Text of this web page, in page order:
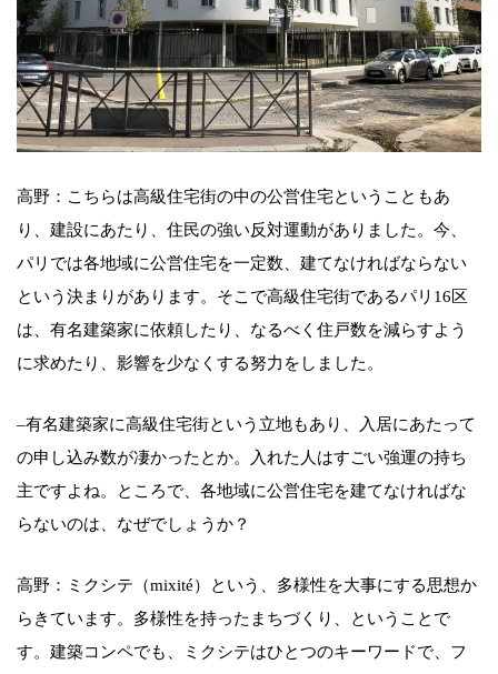
高野：こちらは高級住宅街の中の公営住宅ということもあ
り、建設にあたり、住民の強い反対運動がありました。今、
パリでは各地域に公営住宅を一定数、建てなければならない
という決まりがあります。そこで高級住宅街であるパリ16区
は、有名建築家に依頼したり、なるべく住戸数を減らすよう
に求めたり、影響を少なくする努力をしました。
–有名建築家に高級住宅街という立地もあり、入居にあたって
の申し込み数が凄かったとか。入れた人はすごい強運の持ち
主ですよね。ところで、各地域に公営住宅を建てなければな
らないのは、なぜでしょうか？
高野：ミクシテ（mixité）という、多様性を大事にする思想か
らきています。多様性を持ったまちづくり、ということで
す。建築コンペでも、ミクシテはひとつのキーワードで、フ